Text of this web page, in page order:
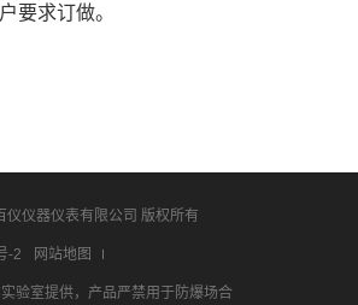
要求订做。
仪器仪表有限公司 版权所有
-2 网站地图
验室提供，产品严禁用于防爆场合